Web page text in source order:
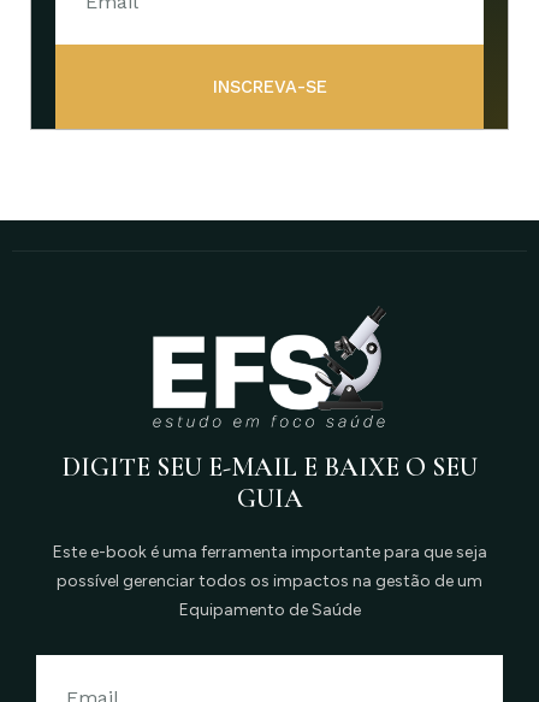
INSCREVA-SE
DIGITE SEU E-MAIL E BAIXE O SEU
GUIA
Este e-book é uma ferramenta importante para que seja
possível gerenciar todos os impactos na gestão de um
Equipamento de Saúde